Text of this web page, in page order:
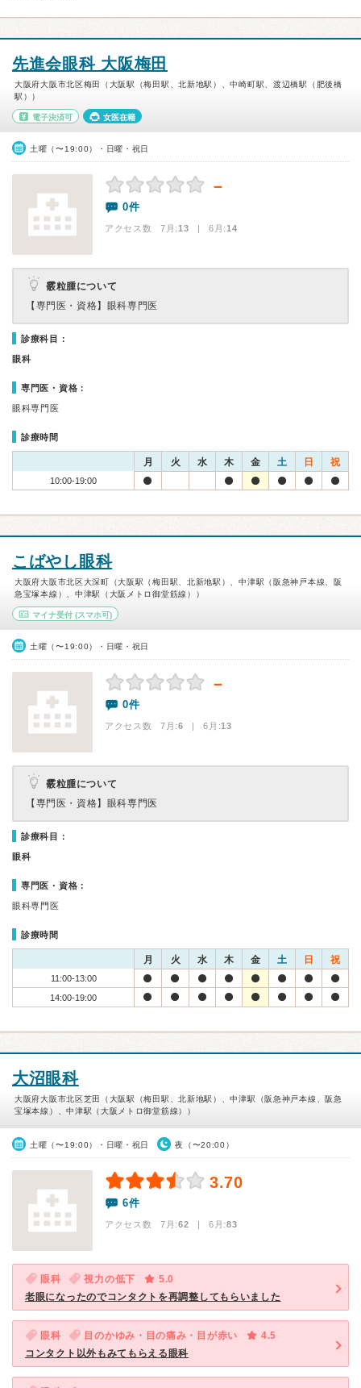
先進会眼科 大阪梅田
大阪府大阪市北区梅田（大阪駅（梅田駅、北新地駅）、中崎町駅、渡辺橋駅（肥後橋
駅））
電子決済可 女医在籍
土曜（〜19:00）・日曜・祝日
－
0件
アクセス数 7月:13 | 6月:14
霰粒腫について
【専門医・資格】 眼科専門医
診療科目：
眼科
専門医・資格：
眼科専門医
診療時間
月 火 水 木 金 土 日 祝
10:00-19:00
こばやし眼科
大阪府大阪市北区大深町（大阪駅（梅田駅、北新地駅）、中津駅（阪急神戸本線、阪
急宝塚本線）、中津駅（大阪メトロ御堂筋線））
マイナ受付 (スマホ可)
土曜（〜19:00）・日曜・祝日
－
0件
アクセス数 7月:6 | 6月:13
霰粒腫について
【専門医・資格】 眼科専門医
診療科目：
眼科
専門医・資格：
眼科専門医
診療時間
月 火 水 木 金 土 日 祝
11:00-13:00
14:00-19:00
大沼眼科
大阪府大阪市北区芝田（大阪駅（梅田駅、北新地駅）、中津駅（阪急神戸本線、阪急
宝塚本線）、中津駅（大阪メトロ御堂筋線））
土曜（〜19:00）・日曜・祝日 夜（〜20:00）
3.70
6件
アクセス数 7月:62 | 6月:83
眼科 視力の低下
5.0
老眼になったのでコンタクトを再調整してもらいました
眼科 目のかゆみ・目の痛み・目が赤い
4.5
コンタクト以外もみてもらえる眼科